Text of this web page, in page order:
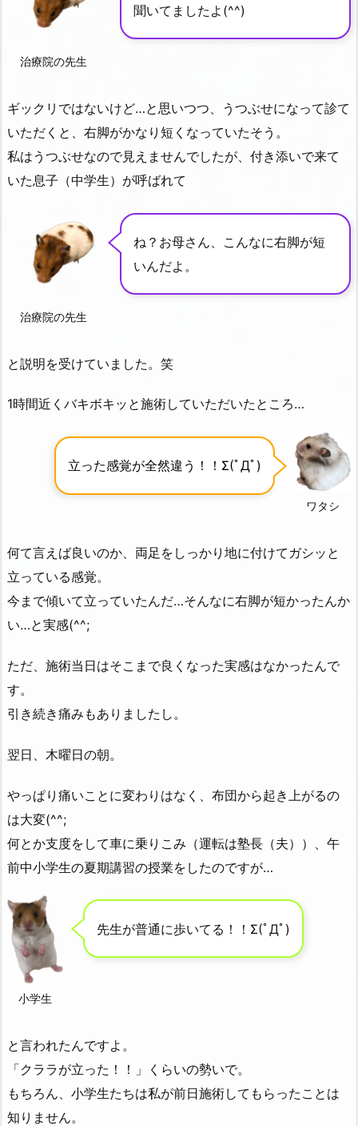
治療院の先生
聞いてましたよ(^^)
ギックリではないけど…と思いつつ、うつぶせになって診て
いただくと、右脚がかなり短くなっていたそう。
私はうつぶせなので見えませんでしたが、付き添いで来て
いた息子（中学生）が呼ばれて
治療院の先生
ね？お母さん、こんなに右脚が短
いんだよ。
と説明を受けていました。笑
1時間近くバキボキッと施術していただいたところ…
ワタシ
立った感覚が全然違う！！Σ(ﾟДﾟ)
何て言えば良いのか、両足をしっかり地に付けてガシッと
立っている感覚。
今まで傾いて立っていたんだ…そんなに右脚が短かったんか
い…と実感(^^;
ただ、施術当日はそこまで良くなった実感はなかったんで
す。
引き続き痛みもありましたし。
翌日、木曜日の朝。
やっぱり痛いことに変わりはなく、布団から起き上がるの
は大変(^^;
何とか支度をして車に乗りこみ（運転は塾長（夫））、午
前中小学生の夏期講習の授業をしたのですが…
小学生
先生が普通に歩いてる！！Σ(ﾟДﾟ)
と言われたんですよ。
「クララが立った！！」くらいの勢いで。
もちろん、小学生たちは私が前日施術してもらったことは
知りません。